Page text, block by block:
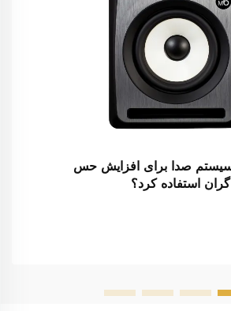
سیستم صدا برای افزایش حس
استفاده کرد؟